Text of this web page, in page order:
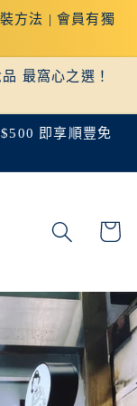
方法 | 會員有獨
最窩心之選！
即享順豐免
物